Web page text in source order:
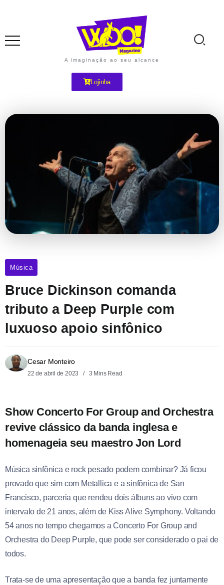
A imaginação ao seu alcance
Lojinha
Música
Bruce Dickinson comanda
tributo a Deep Purple com
luxuoso apoio sinfônico
Cesar Monteiro
22 de abril de 2023 3 Mins Read
Show Concerto For Group and Orchestra
revive clássico da banda inglesa e
homenageia seu maestro Jon Lord
Música sinfônica e rock pesado podem combinar? Já ficou
provado que sim com Metallica e a sinfônica de San
Francisco, parceria que rendeu dois álbuns ao vivo com
intervalo de 21 anos, além de Kiss Alive Symphony. Voltando
54 anos no tempo chegamos a Concerto For Group and
Orchestra do Deep Purple, que pode ser considerado o pai de
todos.
Trata-se de uma apresentação que a banda fez juntamente